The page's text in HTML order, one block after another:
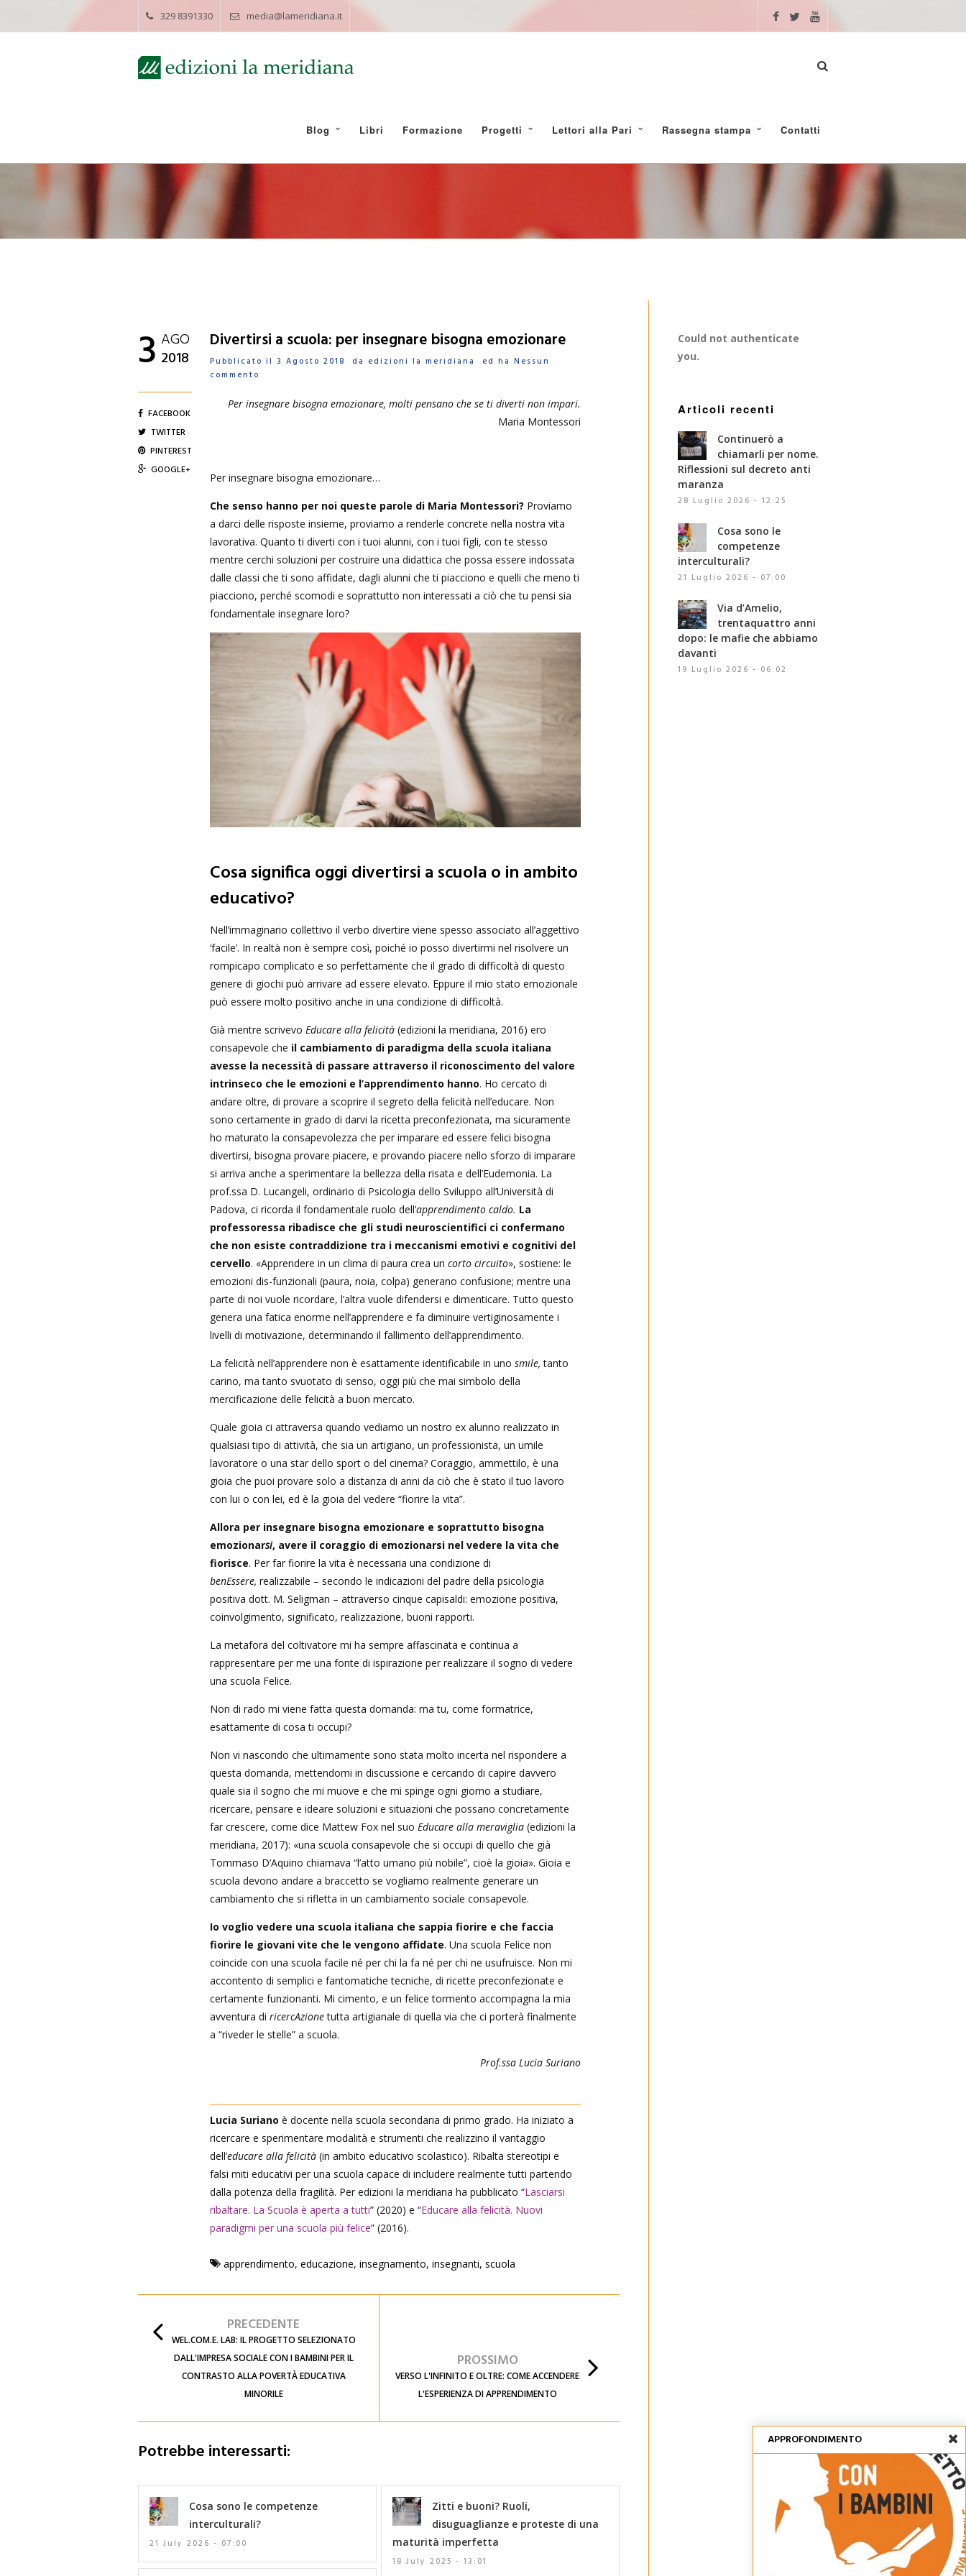
329 8391330 media@lameridiana.it
Blog Libri Formazione Progetti Lettori alla Pari Rassegna stampa Contatti
3 AGO
2018
FACEBOOK
TWITTER
PINTEREST
GOOGLE+
Divertirsi a scuola: per insegnare bisogna emozionare
Pubblicato il 3 Agosto 2018 da edizioni la meridiana ed ha Nessun
commento
Per insegnare bisogna emozionare, molti pensano che se ti diverti non impari.
Maria Montessori
Per insegnare bisogna emozionare…
Che senso hanno per noi queste parole di Maria Montessori? Proviamo
a darci delle risposte insieme, proviamo a renderle concrete nella nostra vita
lavorativa. Quanto ti diverti con i tuoi alunni, con i tuoi figli, con te stesso
mentre cerchi soluzioni per costruire una didattica che possa essere indossata
dalle classi che ti sono affidate, dagli alunni che ti piacciono e quelli che meno ti
piacciono, perché scomodi e soprattutto non interessati a ciò che tu pensi sia
fondamentale insegnare loro?
Cosa significa oggi divertirsi a scuola o in ambito
educativo?
Nell’immaginario collettivo il verbo divertire viene spesso associato all’aggettivo
‘facile’. In realtà non è sempre così, poiché io posso divertirmi nel risolvere un
rompicapo complicato e so perfettamente che il grado di difficoltà di questo
genere di giochi può arrivare ad essere elevato. Eppure il mio stato emozionale
può essere molto positivo anche in una condizione di difficoltà.
Già mentre scrivevo Educare alla felicità (edizioni la meridiana, 2016) ero
consapevole che il cambiamento di paradigma della scuola italiana
avesse la necessità di passare attraverso il riconoscimento del valore
intrinseco che le emozioni e l’apprendimento hanno. Ho cercato di
andare oltre, di provare a scoprire il segreto della felicità nell’educare. Non
sono certamente in grado di darvi la ricetta preconfezionata, ma sicuramente
ho maturato la consapevolezza che per imparare ed essere felici bisogna
divertirsi, bisogna provare piacere, e provando piacere nello sforzo di imparare
si arriva anche a sperimentare la bellezza della risata e dell’Eudemonia. La
prof.ssa D. Lucangeli, ordinario di Psicologia dello Sviluppo all’Università di
Padova, ci ricorda il fondamentale ruolo dell’apprendimento caldo. La
professoressa ribadisce che gli studi neuroscientifici ci confermano
che non esiste contraddizione tra i meccanismi emotivi e cognitivi del
cervello. «Apprendere in un clima di paura crea un corto circuito», sostiene: le
emozioni dis-funzionali (paura, noia, colpa) generano confusione; mentre una
parte di noi vuole ricordare, l’altra vuole difendersi e dimenticare. Tutto questo
genera una fatica enorme nell’apprendere e fa diminuire vertiginosamente i
livelli di motivazione, determinando il fallimento dell’apprendimento.
La felicità nell’apprendere non è esattamente identificabile in uno smile, tanto
carino, ma tanto svuotato di senso, oggi più che mai simbolo della
mercificazione delle felicità a buon mercato.
Quale gioia ci attraversa quando vediamo un nostro ex alunno realizzato in
qualsiasi tipo di attività, che sia un artigiano, un professionista, un umile
lavoratore o una star dello sport o del cinema? Coraggio, ammettilo, è una
gioia che puoi provare solo a distanza di anni da ciò che è stato il tuo lavoro
con lui o con lei, ed è la gioia del vedere “fiorire la vita”.
Allora per insegnare bisogna emozionare e soprattutto bisogna
emozionarsi, avere il coraggio di emozionarsi nel vedere la vita che
fiorisce. Per far fiorire la vita è necessaria una condizione di
benEssere, realizzabile – secondo le indicazioni del padre della psicologia
positiva dott. M. Seligman – attraverso cinque capisaldi: emozione positiva,
coinvolgimento, significato, realizzazione, buoni rapporti.
La metafora del coltivatore mi ha sempre affascinata e continua a
rappresentare per me una fonte di ispirazione per realizzare il sogno di vedere
una scuola Felice.
Non di rado mi viene fatta questa domanda: ma tu, come formatrice,
esattamente di cosa ti occupi?
Non vi nascondo che ultimamente sono stata molto incerta nel rispondere a
questa domanda, mettendomi in discussione e cercando di capire davvero
quale sia il sogno che mi muove e che mi spinge ogni giorno a studiare,
ricercare, pensare e ideare soluzioni e situazioni che possano concretamente
far crescere, come dice Mattew Fox nel suo Educare alla meraviglia (edizioni la
meridiana, 2017): «una scuola consapevole che si occupi di quello che già
Tommaso D’Aquino chiamava “l’atto umano più nobile”, cioè la gioia». Gioia e
scuola devono andare a braccetto se vogliamo realmente generare un
cambiamento che si rifletta in un cambiamento sociale consapevole.
Io voglio vedere una scuola italiana che sappia fiorire e che faccia
fiorire le giovani vite che le vengono affidate. Una scuola Felice non
coincide con una scuola facile né per chi la fa né per chi ne usufruisce. Non mi
accontento di semplici e fantomatiche tecniche, di ricette preconfezionate e
certamente funzionanti. Mi cimento, e un felice tormento accompagna la mia
avventura di ricercAzionetutta artigianale di quella via che ci porterà finalmente
a “riveder le stelle” a scuola.
Prof.ssa Lucia Suriano
Lucia Suriano è docente nella scuola secondaria di primo grado. Ha iniziato a
ricercare e sperimentare modalità e strumenti che realizzino il vantaggio
dell’educare alla felicità (in ambito educativo scolastico). Ribalta stereotipi e
falsi miti educativi per una scuola capace di includere realmente tutti partendo
dalla potenza della fragilità. Per edizioni la meridiana ha pubblicato “Lasciarsi
ribaltare. La Scuola è aperta a tutti” (2020) e “Educare alla felicità. Nuovi
paradigmi per una scuola più felice” (2016).
apprendimento, educazione, insegnamento, insegnanti, scuola
PRECEDENTE
WEL.COM.E. LAB: IL PROGETTO SELEZIONATO
DALL'IMPRESA SOCIALE CON I BAMBINI PER IL
CONTRASTO ALLA POVERTÀ EDUCATIVA
MINORILE
PROSSIMO
VERSO L'INFINITO E OLTRE: COME ACCENDERE
L'ESPERIENZA DI APPRENDIMENTO
Potrebbe interessarti:
Cosa sono le competenze
interculturali?
21 July 2026 - 07:00
Zitti e buoni? Ruoli,
disuguaglianze e proteste di una
maturità imperfetta
18 July 2025 - 13:01
Could not authenticate
you.
Articoli recenti
Continuerò a
chiamarli per nome.
Riflessioni sul decreto anti
maranza
28 Luglio 2026 - 12:25
Cosa sono le
competenze
interculturali?
21 Luglio 2026 - 07:00
Via d’Amelio,
trentaquattro anni
dopo: le mafie che abbiamo
davanti
19 Luglio 2026 - 06:02
APPROFONDIMENTO